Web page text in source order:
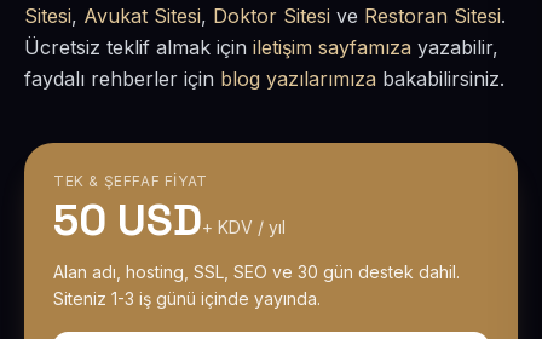
Sitesi, Avukat Sitesi, Doktor Sitesi ve Restoran Sitesi.
Ücretsiz teklif almak için iletişim sayfamıza yazabilir,
faydalı rehberler için blog yazılarımıza bakabilirsiniz.
TEK & ŞEFFAF FIYAT
50 USD+ KDV / yıl
Alan adı, hosting, SSL, SEO ve 30 gün destek dahil.
Siteniz 1-3 iş günü içinde yayında.